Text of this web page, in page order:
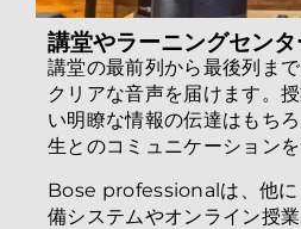
講堂やラーニングセンタ
講堂の最前列から最後列ま
クリアな音声を届けます。
い明瞭な情報の伝達はもち
生とのコミュニケーションを
Bose professionalは、他に
備システムやオンライン授